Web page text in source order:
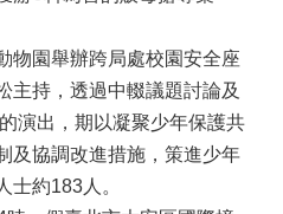
物園舉辦跨局處校園安全座
主持，透過中輟議題討論及
演出，期以凝聚少年保護共
及協調改進措施，策進少年
士約183人。